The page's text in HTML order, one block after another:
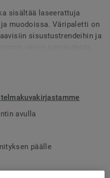
sisältää laseerattuja
muodoissa. Väripaletti on
sisustustrendeihin ja
ja inspiroidu luonnon
avulla
päälle